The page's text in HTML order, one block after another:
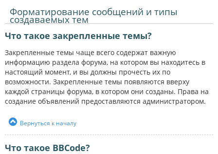
Форматирование сообщений и типы
создаваемых тем
Что такое закрепленные темы?
Закрепленные темы чаще всего содержат важную
информацию раздела форума, на котором вы находитесь в
настоящий момент, и вы должны прочесть их по
возможности. Закрепленные темы появляются вверху
каждой страницы форума, в котором они созданы. Права на
создание объявлений предоставляются администратором.
Вернуться к началу
Что такое BBCode?